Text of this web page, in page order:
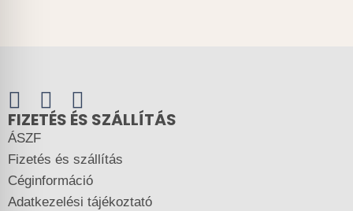
FIZETÉS ÉS SZÁLLÍTÁS
ÁSZF
Fizetés és szállítás
Céginformáció
Adatkezelési tájékoztató